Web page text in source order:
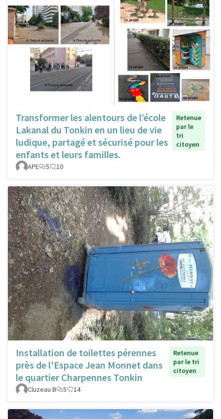
Transformer les alentours de l’école
Lakanal du Tonkin en un lieu de vie
ludique, partagé et sécurisé pour les
enfants et leurs familles.
Retenue
par le
tri
citoyen
APE 5 10
Installation de toilettes pérennes
près de l'Espace Jean Monnet dans
le quartier Charpennes Tonkin
Retenue
par le tri
citoyen
Cluzeau B 5 14